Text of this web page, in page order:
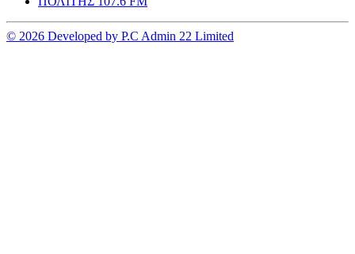
© 2026 Developed by P.C Admin 22 Limited